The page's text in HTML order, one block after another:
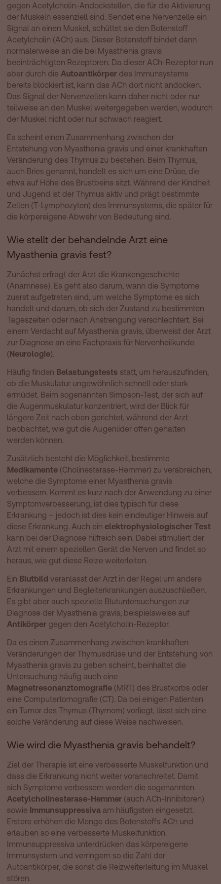
gegen Acetylcholin-Andockstellen, die für die Aktivierung
der Muskeln essenziell sind. Sendet eine Nervenzelle ein
Signal an einen Muskel, schüttet sie den Botenstoff
Acetylcholin (ACh) aus. Dieser Botenstoff bindet dann
normalerweise an die bei Myasthenia gravis
beeinträchtigten Rezeptoren. Da dieser ACh-Rezeptor nun
aber durch die Autoantikörper des Immunsystems
bereits blockiert ist, kann das ACh dort nicht andocken.
Das Signal der Nervenzellen kann daher nicht oder nur
teilweise an den Muskel weitergegeben werden, wodurch
der Muskel nicht oder nur schwach reagiert.
Es scheint einen Zusammenhang zwischen der
Entstehung von Myasthenia gravis und einer krankhaften
Veränderung des Thymus zu bestehen. Beim Thymus,
auch Bries genannt, handelt es sich um eine Drüse, die
etwa auf Höhe des Brustbeins sitzt. Während der Kindheit
und Jugend ist der Thymus aktiv und prägt bestimmte
Zellen (T-Lymphozyten) des Immunsystems, die später für
die körpereigene Abwehr von Bedeutung sind.
Wie stellt der behandelnde Arzt eine
Myasthenia gravis fest?
Zunächst erfragt der Arzt die Krankengeschichte
(Anamnese). Es geht also darum, wann die Symptome
zuerst aufgetreten sind, um welche Symptome es sich
handelt und darum, ob sich der Zustand zu bestimmten
Tageszeiten oder nach Anstrengung verschlechtert. Bei
einem Verdacht auf Myasthenia gravis, überweist der Arzt
zur Diagnose an eine Fachpraxis für Nervenheilkunde
(Neurologie).
Häufig finden Belastungstests statt, um herauszufinden,
ob die Muskulatur ungewöhnlich schnell oder stark
ermüdet. Beim sogenannten Simpson-Test, der sich auf
die Augenmuskulatur konzentriert, wird der Blick für
längere Zeit nach oben gerichtet, während der Arzt
beobachtet, wie gut die Augenlider offen gehalten
werden können.
Zusätzlich besteht die Möglichkeit, bestimmte
Medikamente (Cholinesterase-Hemmer) zu verabreichen,
welche die Symptome einer Myasthenia gravis
verbessern. Kommt es kurz nach der Anwendung zu einer
Symptomverbesserung, ist dies typisch für diese
Erkrankung – jedoch ist dies kein eindeutiger Hinweis auf
diese Erkrankung. Auch ein elektrophysiologischer Test
kann bei der Diagnose hilfreich sein. Dabei stimuliert der
Arzt mit einem speziellen Gerät die Nerven und findet so
heraus, wie gut diese Reize weiterleiten.
Ein Blutbild veranlasst der Arzt in der Regel um andere
Erkrankungen und Begleiterkrankungen auszuschließen.
Es gibt aber auch spezielle Blutuntersuchungen zur
Diagnose der Myasthenia gravis, beispielsweise auf
Antikörper gegen den Acetylcholin-Rezeptor.
Da es einen Zusammenhang zwischen krankhaften
Veränderungen der Thymusdrüse und der Entstehung von
Myasthenia gravis zu geben scheint, beinhaltet die
Untersuchung häufig auch eine
Magnetresonanztomografie (MRT) des Brustkorbs oder
eine Computertomografie (CT). Da bei einigen Patienten
ein Tumor des Thymus (Thymom) vorliegt, lässt sich eine
solche Veränderung auf diese Weise nachweisen.
Wie wird die Myasthenia gravis behandelt?
Ziel der Therapie ist eine verbesserte Muskelfunktion und
dass die Erkrankung nicht weiter voranschreitet. Damit
sich Symptome verbessern werden die sogenannten
Acetylcholinesterase-Hemmer (auch ACh-Inhibitoren)
sowie Immunsuppressiva am häufigsten eingesetzt.
Erstere erhöhen die Menge des Botenstoffs ACh und
erlauben so eine verbesserte Muskelfunktion.
Immunsuppressiva unterdrücken das körpereigene
Immunsystem und verringern so die Zahl der
Autoantikörper, die sonst die Reizweiterleitung im Muskel
stören.